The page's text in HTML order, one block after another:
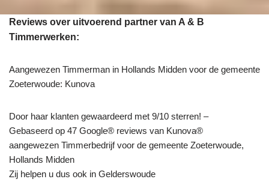
Reviews over uitvoerend partner van A & B
Timmerwerken:
Aangewezen Timmerman in Hollands Midden voor de gemeente
Zoeterwoude: Kunova
Door haar klanten gewaardeerd met 9/10 sterren! –
Gebaseerd op 47 Google® reviews van Kunova®
aangewezen Timmerbedrijf voor de gemeente Zoeterwoude,
Hollands Midden
Zij helpen u dus ook in Gelderswoude